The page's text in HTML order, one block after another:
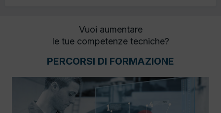
Vuoi aumentare
le tue competenze tecniche?
PERCORSI DI FORMAZIONE